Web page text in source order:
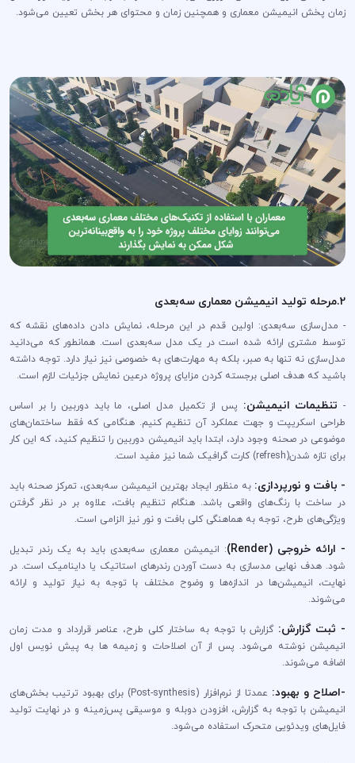
زمان پخش انیمیشن معماری و همچنین زمان و محتوای هر بخش تعیین می‌شود.
2.مرحله تولید انیمیشن معماری سه‌بعدی
- مدل‌سازی سه‌بعدی: اولین قدم در این مرحله، نمایش دادن داده‌های نقشه که
توسط مشتری ارائه شده است در یک مدل سه‌بعدی است. همانطور که می‌دانید
مدل‌سازی نه تنها به صبر، بلکه به مهارت‌های به خصوصی نیز نیاز دارد. توجه داشته
باشید که هدف اصلی برجسته کردن مزایای پروژه درعین نمایش جزئیات لازم است.
-تنظیمات انیمیشن: پس از تکمیل مدل اصلی، ما باید دوربین را بر اساس
طراحی اسکریپت و جهت عملکرد آن تنظیم کنیم. هنگامی که فقط ساختمان‌های
موضوعی در صحنه وجود دارد، ابتدا باید انیمیشن دوربین را تنظیم کنید، که این کار
برای تازه شدن(refresh) کارت گرافیک شما نیز مفید است.
- بافت و نورپردازی: به منظور ایجاد بهترین انیمیشن سه‌بعدی، تمرکز صحنه باید
در ساخت با رنگ‌های واقعی باشد. هنگام تنظیم بافت، علاوه بر در نظر گرفتن
ویژگی‌های طرح، توجه به هماهنگی کلی بافت و نور نیز الزامی است.
- ارائه خروجی (Render)
: انیمیشن معماری سه‌بعدی باید به یک رندر تبدیل
شود. هدف نهایی مد‌سازی به دست آوردن رندر‌های استاتیک یا داینامیک است. در
نهایت، انیمیشن‌ها در اندازه‌ها و وضوح‌ مختلف با توجه به نیاز تولید و ارائه
می‌شوند.
- ثبت گزارش: گزارش با توجه به ساختار کلی طرح، عناصر قرارداد و مدت زمان
انیمیشن نوشته می‌شود. پس از آن اصلاحات و زمیمه ها به پیش نویس اول
اضافه می‌شوند.
-اصلاح و بهبود:
عمدتا از نرم‌افزار (Post-synthesis) برای بهبود ترتیب بخش‌های
انیمیشن با توجه به گزارش، افزودن دوبله و موسیقی پس‌زمینه و در نهایت تولید
فایل‌های ویدئویی متحرک استفاده می‌شود.